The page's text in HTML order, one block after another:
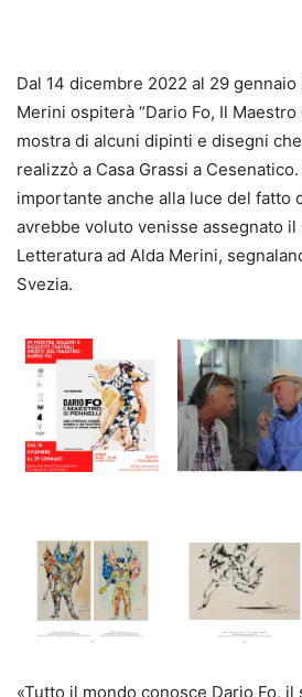
Dal 14 dicembre 2022 al 29
Merini ospiterà “Dario Fo, Il Maestro
mostra di alcuni dipinti e disegni
realizzò a Casa Grassi a
importante anche alla luce del fatto
avrebbe voluto venisse assegnato il
Letteratura ad Alda Merini,
Svezia.
«Tutto il mondo conosce Dario Fo,